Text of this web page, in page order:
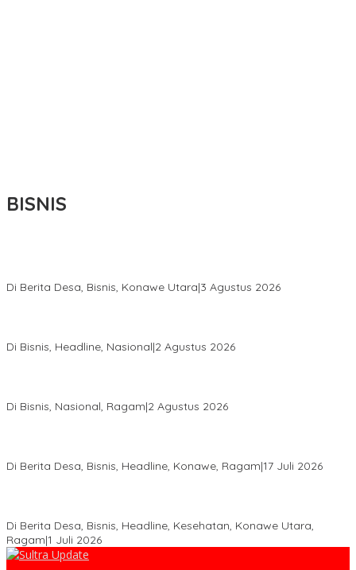
BISNIS
Di Berita Desa, Bisnis, Konawe Utara|3 Agustus 2026
Di Bisnis, Headline, Nasional|2 Agustus 2026
Di Bisnis, Nasional, Ragam|2 Agustus 2026
Di Berita Desa, Bisnis, Headline, Konawe, Ragam|17 Juli 2026
Di Berita Desa, Bisnis, Headline, Kesehatan, Konawe Utara,
Ragam|1 Juli 2026